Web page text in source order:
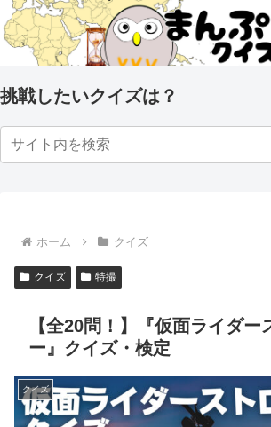
挑戦したいクイズは？
ホーム クイズ
クイズ 特撮
【全20問！】『仮面ライダー
ー』クイズ・検定
クイズ